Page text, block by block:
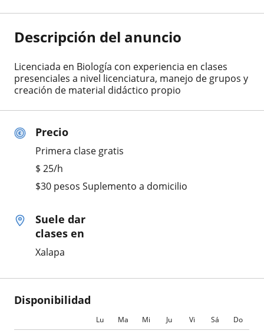
Precio
Primera clase gratis
$ 25/h
$30 pesos Suplemento a domicilio
Suele dar
clases en
Xalapa
Disponibilidad
Lu Ma Mi Ju Vi Sá Do
Descripción del anuncio
Licenciada en Biología con experiencia en clases
presenciales a nivel licenciatura, manejo de grupos y
creación de material didáctico propio